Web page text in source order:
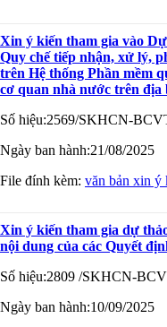
Xin ý kiến tham gia vào
Quy chế tiếp nhận, xử lý,
trên Hệ thống Phần mềm
cơ quan nhà nước trên
Số hiệu:2569/SKHCN-
Ngày ban hành:21/08/2025
File đính kèm: văn bản xin ý
Xin ý kiến tham gia dự
nội dung của các Quyết
Số hiệu:2809 /SKHCN-
Ngày ban hành:10/09/2025